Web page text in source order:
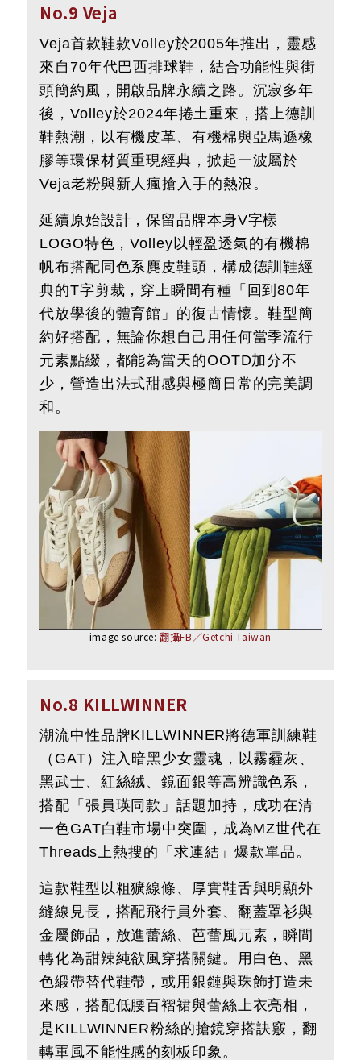
No.9 Veja
Veja首款鞋款Volley於2005年推出，靈感
來自70年代巴西排球鞋，結合功能性與街
頭簡約風，開啟品牌永續之路。沉寂多年
後，Volley於2024年捲土重來，搭上德訓
鞋熱潮，以有機皮革、有機棉與亞馬遜橡
膠等環保材質重現經典，掀起一波屬於
Veja老粉與新人瘋搶入手的熱浪。
延續原始設計，保留品牌本身V字樣
LOGO特色，Volley以輕盈透氣的有機棉
帆布搭配同色系麂皮鞋頭，構成德訓鞋經
典的T字剪裁，穿上瞬間有種「回到80年
代放學後的體育館」的復古情懷。鞋型簡
約好搭配，無論你想自己用任何當季流行
元素點綴，都能為當天的OOTD加分不
少，營造出法式甜感與極簡日常的完美調
和。
image source: 翻攝FB／Getchi Taiwan
No.8 KILLWINNER
潮流中性品牌KILLWINNER將德軍訓練鞋
（GAT）注入暗黑少女靈魂，以霧霾灰、
黑武士、紅絲絨、鏡面銀等高辨識色系，
搭配「張員瑛同款」話題加持，成功在清
一色GAT白鞋市場中突圍，成為MZ世代在
Threads上熱搜的「求連結」爆款單品。
這款鞋型以粗獷線條、厚實鞋舌與明顯外
縫線見長，搭配飛行員外套、翻蓋罩衫與
金屬飾品，放進蕾絲、芭蕾風元素，瞬間
轉化為甜辣純欲風穿搭關鍵。用白色、黑
色緞帶替代鞋帶，或用銀鏈與珠飾打造未
來感，搭配低腰百褶裙與蕾絲上衣亮相，
是KILLWINNER粉絲的搶鏡穿搭訣竅，翻
轉軍風不能性感的刻板印象。